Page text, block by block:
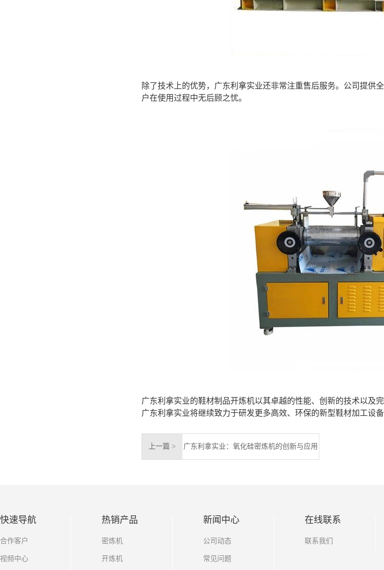
除了技术上的优势，广东利拿实业还非常注重售后服务。公司提供
户在使用过程中无后顾之忧。
广东利拿实业的鞋材制品开炼机以其卓越的性能、创新的技术以及
广东利拿实业将继续致力于研发更多高效、环保的新型鞋材加工设
上一篇 > 广东利拿实业：氧化硅密炼机的创新与应用
快速导航
合作客户
视频中心
热销产品
密炼机
开炼机
新闻中心
公司动态
常见问题
在线联系
联系我们